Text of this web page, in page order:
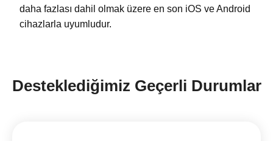
daha fazlası dahil olmak üzere en son iOS ve Android
cihazlarla uyumludur.
Desteklediğimiz Geçerli Durumlar